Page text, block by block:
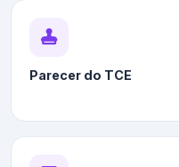
Parecer do TCE